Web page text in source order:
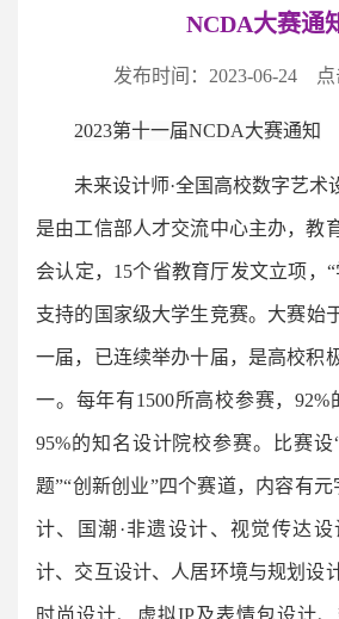
NCDA大赛通
发布时间：2023-06-24 点
2023第十一届NCDA大赛通知
未来设计师·全国高校数字艺术
是由工信部人才交流中心主办，教
会认定，15个省教育厅发文立项，
支持的国家级大学生竞赛。大赛始
一届，已连续举办十届，是高校积
一。每年有1500所高校参赛，92%
95%的知名设计院校参赛。比赛设
题”“创新创业”四个赛道，内容有
计、国潮·非遗设计、视觉传达
计、交互设计、人居环境与规划设
时尚设计、虚拟IP及表情包设计